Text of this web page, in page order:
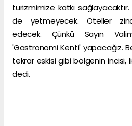
turizmimize katkı
de yetmeyecek. Oteller
edecek. Çünkü Sayın
'Gastronomi Kenti' yapacağız.
tekrar eskisi gibi bölgenin incisi,
dedi.